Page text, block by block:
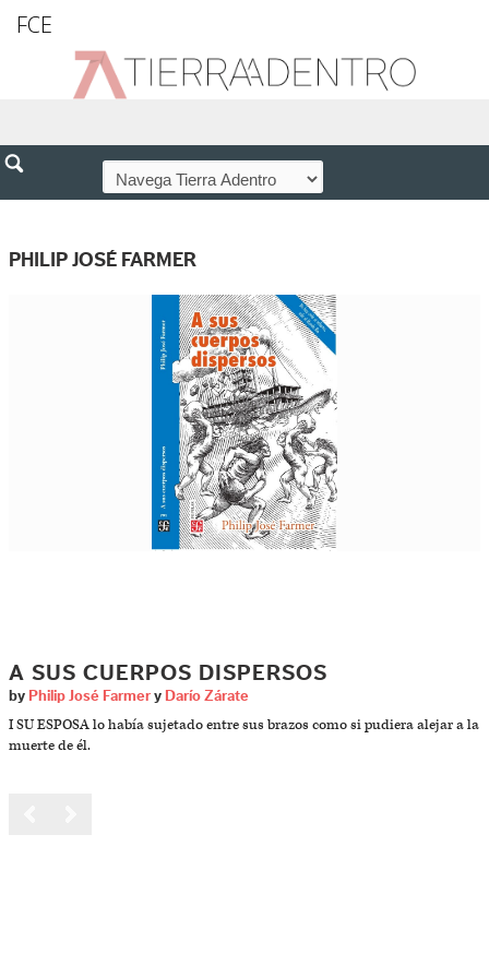
FCE
PHILIP JOSÉ FARMER
A SUS CUERPOS DISPERSOS
by Philip José Farmer y Darío Zárate
I SU ESPOSA lo había sujetado entre sus brazos como si pudiera alejar a la
muerte de él.